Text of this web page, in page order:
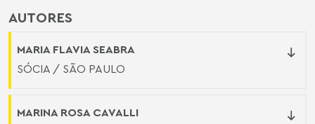
AUTORES
MARIA FLAVIA SEABRA
SÓCIA / SÃO PAULO
MARINA ROSA CAVALLI